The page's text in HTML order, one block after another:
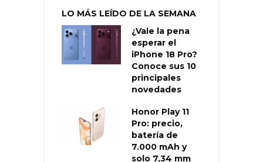
LO MÁS LEÍDO DE LA SEMANA
¿Vale la pena
esperar el
iPhone 18 Pro?
Conoce sus 10
principales
novedades
Honor Play 11
Pro: precio,
batería de
7.000 mAh y
solo 7,34 mm